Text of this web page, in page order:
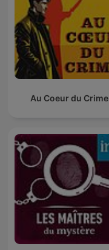
Au Coeur du Crime